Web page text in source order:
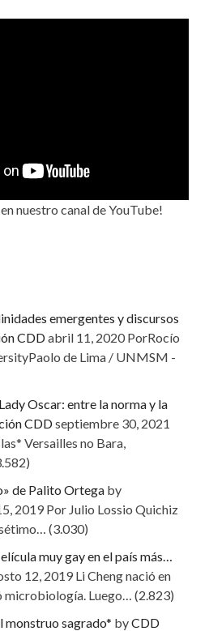
nuestro canal de YouTube!
emergentes y discursos
CDDabril 11, 2020 PorRocío
de Lima / UNMSM -
Lady Oscar: entre la norma y la
CDDseptiembre 30, 2021
Versailles no Bara,
de Palito Ortega by
2019 Por Julio Lossio Quichiz
(3.030)
muy gay en el país más…
12, 2019 Li Cheng nació en
microbiología. Luego…
(2.823)
monstruo sagrado* byCDD